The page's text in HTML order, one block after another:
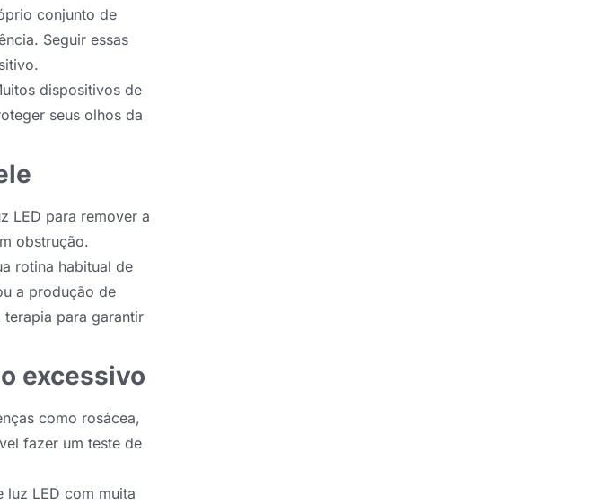
conjunto de
Seguir essas
dispositivos de
seus olhos da
LED para remover a
obstrução.
rotina habitual de
a produção de
para garantir
excessivo
como rosácea,
fazer um teste de
luz LED com muita